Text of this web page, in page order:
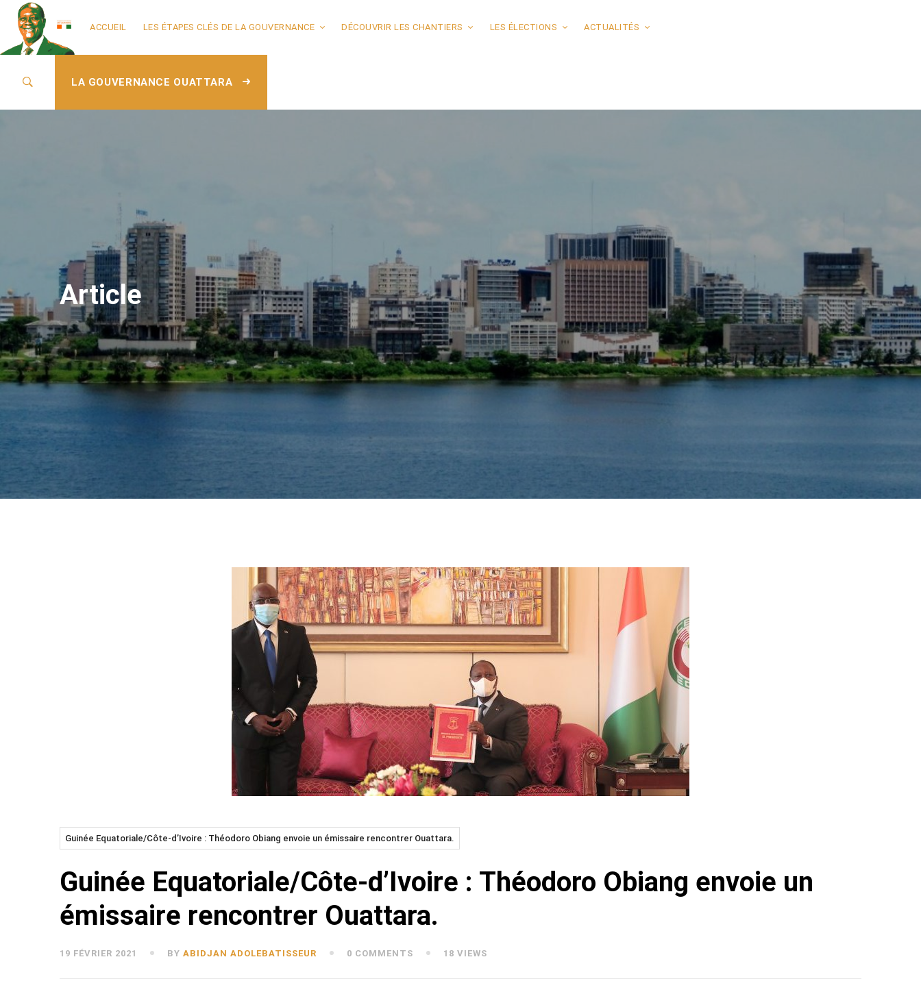
ACCUEIL LES ÉTAPES CLÉS DE LA GOUVERNANCE DÉCOUVRIR LES CHANTIERS LES ÉLECTIONS ACTUALITÉS
LA GOUVERNANCE OUATTARA
Article
Guinée Equatoriale/Côte-d’Ivoire : Théodoro Obiang envoie un émissaire rencontrer Ouattara.
Guinée Equatoriale/Côte-d’Ivoire : Théodoro Obiang envoie un
émissaire rencontrer Ouattara.
19 FÉVRIER 2021 BY ABIDJAN ADOLEBATISSEUR 0 COMMENTS 18 VIEWS